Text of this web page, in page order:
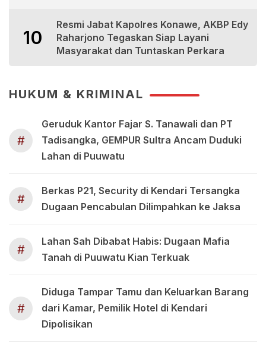
10
Resmi Jabat Kapolres Konawe, AKBP Edy
Raharjono Tegaskan Siap Layani
Masyarakat dan Tuntaskan Perkara
HUKUM & KRIMINAL
#
Geruduk Kantor Fajar S. Tanawali dan PT
Tadisangka, GEMPUR Sultra Ancam Duduki
Lahan di Puuwatu
#
Berkas P21, Security di Kendari Tersangka
Dugaan Pencabulan Dilimpahkan ke Jaksa
#
Lahan Sah Dibabat Habis: Dugaan Mafia
Tanah di Puuwatu Kian Terkuak
#
Diduga Tampar Tamu dan Keluarkan Barang
dari Kamar, Pemilik Hotel di Kendari
Dipolisikan